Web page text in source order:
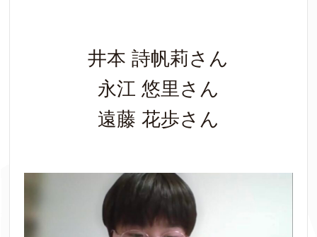
井本 詩帆莉さん
永江 悠里さん
遠藤 花歩さん